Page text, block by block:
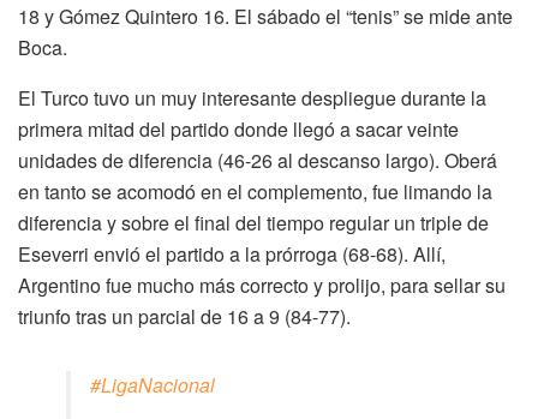
18 y Gómez Quintero 16. El sábado el “tenis” se mide ante
Boca.
El Turco tuvo un muy interesante despliegue durante la
primera mitad del partido donde llegó a sacar veinte
unidades de diferencia (46-26 al descanso largo). Oberá
en tanto se acomodó en el complemento, fue limando la
diferencia y sobre el final del tiempo regular un triple de
Eseverri envió el partido a la prórroga (68-68). Allí,
Argentino fue mucho más correcto y prolijo, para sellar su
triunfo tras un parcial de 16 a 9 (84-77).
#LigaNacional